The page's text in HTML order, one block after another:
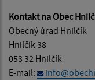
Kontakt na Obec
Obecný úrad Hnilčík
Hnilčík 38
053 32 Hnilčík
E-mail: